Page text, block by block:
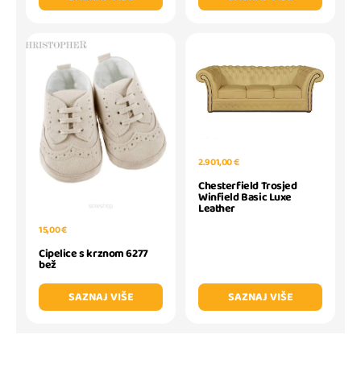
15,00 €
Cipelice s krznom 6277
bež
SAZNAJ VIŠE
2.901,00 €
Chesterfield Trosjed
Winfield Basic Luxe
Leather
SAZNAJ VIŠE